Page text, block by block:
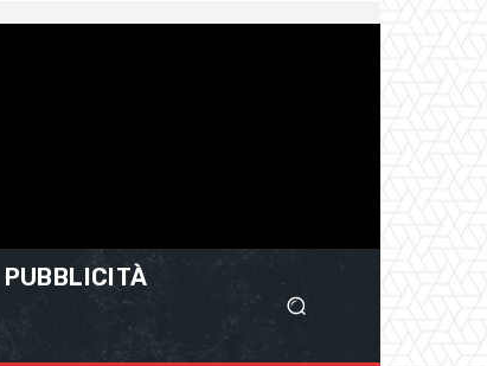
PUBBLICITÀ